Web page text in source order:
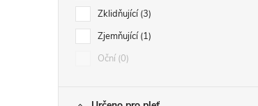
Zklidňující 3
Zjemňující 1
Oční 0